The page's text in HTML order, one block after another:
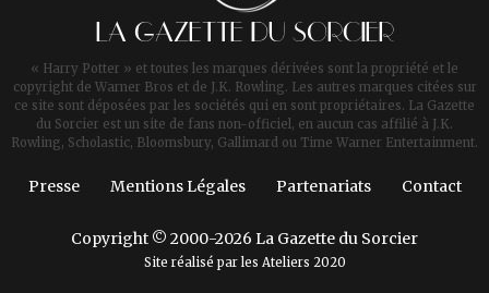
LA GAZETTE DU SORCIER
« Harry Potter » et toutes les marques dérivées sont la propriété et le
copyright de Warner Bros et de J.K. Rowling. Les autres marques citées sur
ce site sont déposées par les sociétés qui en sont propriétaires. La Gazette
du Sorcier est un site de fans non-officiel, en aucun cas affilié à J.K.
Rowling, Scholastic, Bloomsbury, Gallimard ou Time Warner Entertainment.
Presse Mentions Légales Partenariats Contact
Copyright © 2000-2026 La Gazette du Sorcier
Site réalisé par les Ateliers 2020